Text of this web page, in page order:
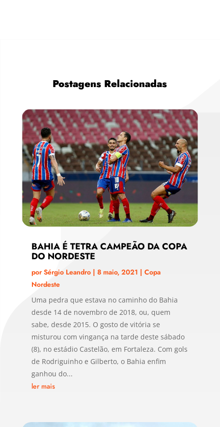
Postagens Relacionadas
BAHIA É TETRA CAMPEÃO DA COPA
DO NORDESTE
porSérgio Leandro| 8 maio, 2021 | Copa
Nordeste
Uma pedra que estava no caminho do Bahia
desde 14 de novembro de 2018, ou, quem
sabe, desde 2015. O gosto de vitória se
misturou com vingança na tarde deste sábado
(8), no estádio Castelão, em Fortaleza. Com gols
de Rodriguinho e Gilberto, o Bahia enfim
ganhou do...
ler mais